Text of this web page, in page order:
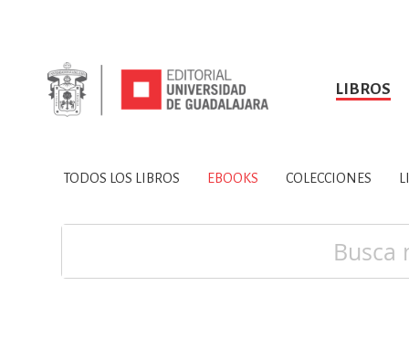
LIBROS
TODOS LOS LIBROS
SOBRE NOSOTROS HISTORIA
CIENCIAS DE LA
TODOS LOS LIBROS EBOOKS COLECCIONES